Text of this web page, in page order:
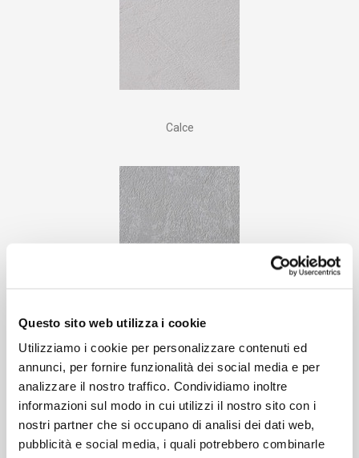
Questo sito web utilizza i cookie
Utilizziamo i cookie per personalizzare contenuti ed
annunci, per fornire funzionalità dei social media e per
analizzare il nostro traffico. Condividiamo inoltre
informazioni sul modo in cui utilizzi il nostro sito con i
nostri partner che si occupano di analisi dei dati web,
pubblicità e social media, i quali potrebbero combinarle
Calce
Cemento